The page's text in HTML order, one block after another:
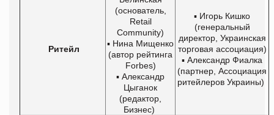
Ритейл
(основатель,
Retail
Community)
▪ Нина Мищенко
(автор рейтинга
Forbes)
▪ Александр
Цыганок
(редактор,
Бизнес)
▪ Игорь Кишко
(генеральный
директор, Украинская
торговая ассоциация)
▪ Александр Фиалка
(партнер, Ассоциация
ритейлеров Украины)